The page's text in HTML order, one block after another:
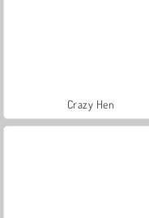
Crazy Hen